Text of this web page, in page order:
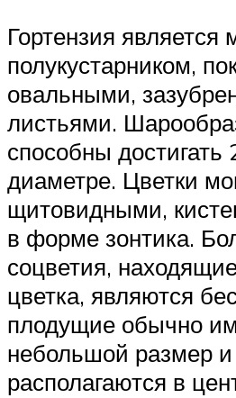
Гортензия является
полукустарником,
овальными,
листьями.
способны достигать
диаметре. Цветки
щитовидными,
в форме зонтика.
соцветия,
цветка, являются
плодущие обычно
небольшой размер и
располагаются в